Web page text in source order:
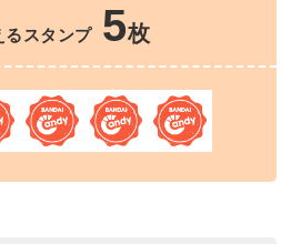
るスタンプ 5枚